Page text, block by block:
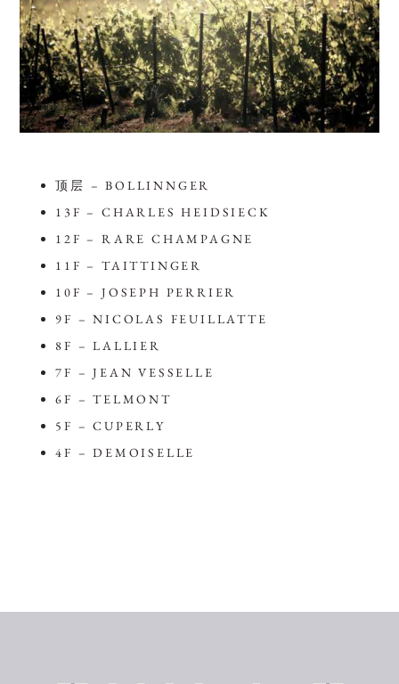
顶层 – BOLLINNGER
13F – CHARLES HEIDSIECK
12F – RARE CHAMPAGNE
11F – TAITTINGER
10F – JOSEPH PERRIER
9F – NICOLAS FEUILLATTE
8F – LALLIER
7F – JEAN VESSELLE
6F – TELMONT
5F – CUPERLY
4F – DEMOISELLE